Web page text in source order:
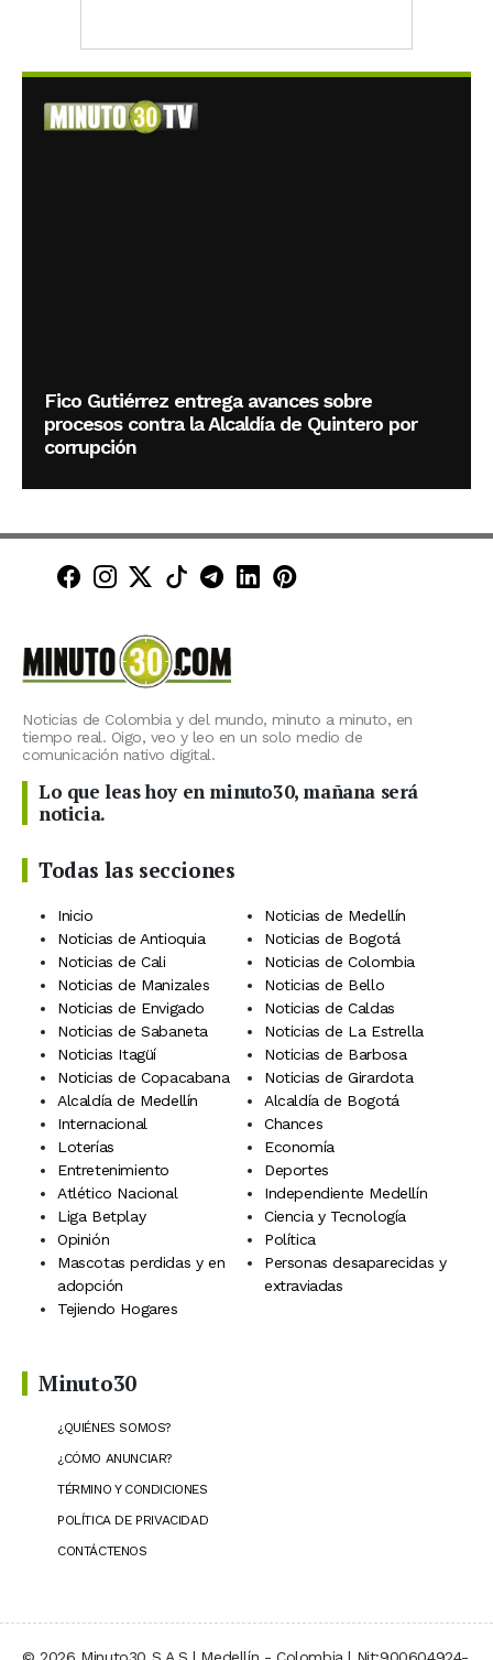
Fico Gutiérrez entrega avances sobre
procesos contra la Alcaldía de Quintero por
corrupción
Minuto30 en Facebook
Minuto30 en Instagram
Minuto30 en X (Twitter)
Minuto30 en TikTok
Canal de Minuto30 en
Minuto30 en LinkedIn
Minuto30 en
Noticias de Colombia y del mundo, minuto a minuto, en
tiempo real. Oigo, veo y leo en un solo medio de
comunicación nativo digital.
Lo que leas hoy en minuto30, mañana será
noticia.
Todas las secciones
Inicio
Noticias de Medellín
Noticias de Antioquia
Noticias de Bogotá
Noticias de Cali
Noticias de Colombia
Noticias de Manizales
Noticias de Bello
Noticias de Envigado
Noticias de Caldas
Noticias de Sabaneta
Noticias de La Estrella
Noticias Itagüí
Noticias de Barbosa
Noticias de Copacabana
Noticias de Girardota
Alcaldía de Medellín
Alcaldía de Bogotá
Internacional
Chances
Loterías
Economía
Entretenimiento
Deportes
Atlético Nacional
Independiente Medellín
Liga Betplay
Ciencia y Tecnología
Opinión
Política
Mascotas perdidas y en
adopción
Personas desaparecidas y
extraviadas
Tejiendo Hogares
Minuto30
¿QUIÉNES SOMOS?
¿CÓMO ANUNCIAR?
TÉRMINO Y CONDICIONES
POLÍTICA DE PRIVACIDAD
CONTÁCTENOS